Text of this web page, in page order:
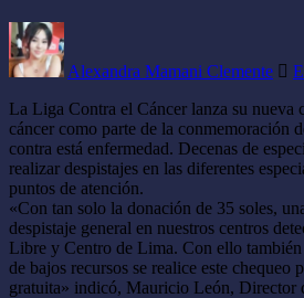
Alexandra Mamani Clemente
La Liga Contra el Cáncer lanza su nueva
cáncer como parte de la conmemoración
contra está enfermedad. Decenas de
realizar despistajes en las diferentes
puntos de atención.
«Con tan solo la donación de 35 soles,
despistaje general en nuestros centros
Libre y Centro de Lima. Con ello
de bajos recursos se realice este chequeo
gratuita» indicó, Mauricio León, Director